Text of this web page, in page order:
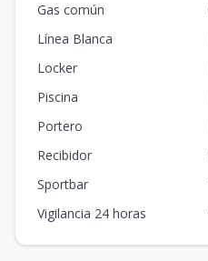
Gas común
Línea Blanca
Locker
Piscina
Portero
Recibidor
Sportbar
Vigilancia 24 horas